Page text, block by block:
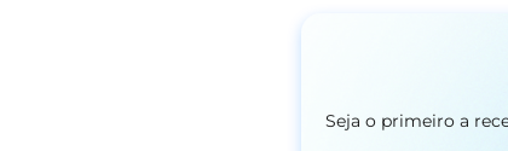
Seja o primeiro a